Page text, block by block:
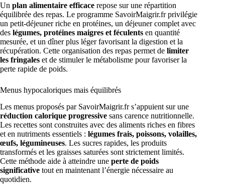
Un plan alimentaire efficace repose sur une répartition
équilibrée des repas. Le programme SavoirMaigrir.fr privilégie
un petit-déjeuner riche en protéines, un déjeuner complet avec
des légumes, protéines maigres et féculents en quantité
mesurée, et un dîner plus léger favorisant la digestion et la
récupération. Cette organisation des repas permet de limiter
les fringales et de stimuler le métabolisme pour favoriser la
perte rapide de poids.
Menus hypocaloriques mais équilibrés
Les menus proposés par SavoirMaigrir.fr s’appuient sur une
réduction calorique progressive sans carence nutritionnelle.
Les recettes sont construites avec des aliments riches en fibres
et en nutriments essentiels : légumes frais, poissons, volailles,
œufs, légumineuses. Les sucres rapides, les produits
transformés et les graisses saturées sont strictement limités.
Cette méthode aide à atteindre une perte de poids
significative tout en maintenant l’énergie nécessaire au
quotidien.